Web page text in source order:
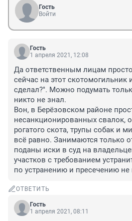
Гость
Войти
Гость
1 апреля 2021, 12:08
Да ответственным лицам
сейчас на этот скотомогильник
сделал?". Можно подумать
никто не знал.
Вон, в Берёзовском районе
несанкционированных свалок,
рогатого скота, трупы собак и
всё равно. Занимаются только
поданы иски в суд на
участков с требованием
по устранению и пресечению не
ОТВЕТИТЬ
Гость
1 апреля 2021, 08:11